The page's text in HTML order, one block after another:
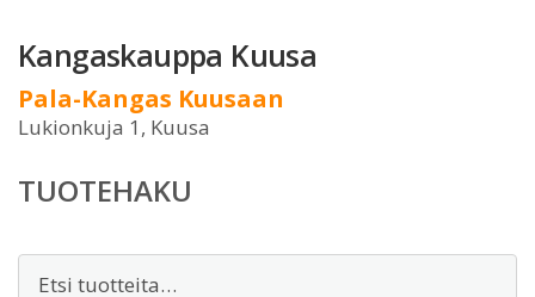
Kangaskauppa Kuusa
Pala-Kangas Kuusaan
Lukionkuja 1, Kuusa
TUOTEHAKU